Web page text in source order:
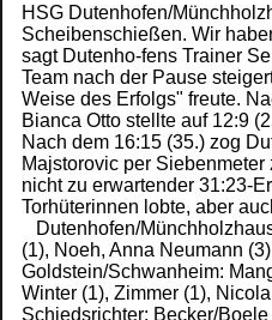
HSG Dutenhofen/
Scheibenschießen. Wir
sagt Dutenho-fens Trainer
Team nach der Pause
Weise des Erfolgs" freute.
Bianca Otto stellte auf 12:9
Nach dem 16:15 (35.) zog
Majstorovic per
nicht zu erwartender 31:23-
Torhüterinnen lobte, aber
Dutenhofen/
(1), Noeh, Anna Neumann
Goldstein/Schwanheim:
Winter (1), Zimmer (1),
Schiedsrichter: Becker/